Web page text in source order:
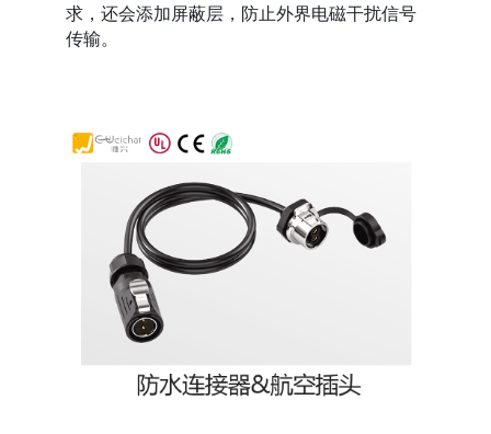
求，还会添加屏蔽层，防止外界电磁干扰信号
传输。